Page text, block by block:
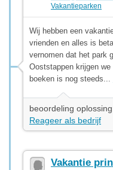
Vakantieparken
Wij hebben een
vrienden en alles is
vernomen dat het park
Ooststappen krijgen
boeken is nog steeds...
beoordeling
Reageer als bedrijf
Vakantie